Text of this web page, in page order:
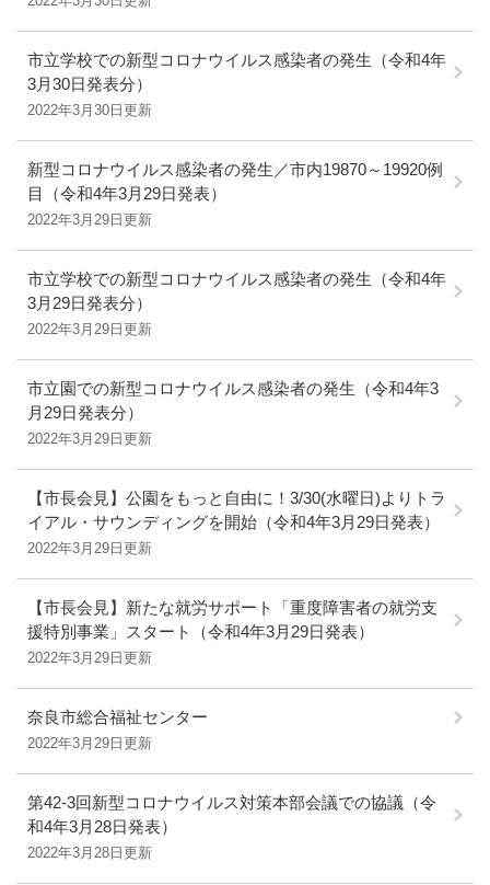
市立学校での新型コロナウイルス感染者の発生（令和4年
3月30日発表分）
2022年3月30日更新
新型コロナウイルス感染者の発生／市内19870～19920例
目（令和4年3月29日発表）
2022年3月29日更新
市立学校での新型コロナウイルス感染者の発生（令和4年
3月29日発表分）
2022年3月29日更新
市立園での新型コロナウイルス感染者の発生（令和4年3
月29日発表分）
2022年3月29日更新
【市長会見】公園をもっと自由に！3/30(水曜日)よりトラ
イアル・サウンディングを開始（令和4年3月29日発表）
2022年3月29日更新
【市長会見】新たな就労サポート「重度障害者の就労支
援特別事業」スタート（令和4年3月29日発表）
2022年3月29日更新
奈良市総合福祉センター
2022年3月29日更新
第42-3回新型コロナウイルス対策本部会議での協議（令
和4年3月28日発表）
2022年3月28日更新